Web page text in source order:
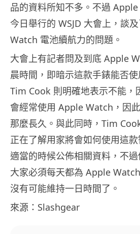
品的資料所知不多。不過
今日舉行的 WSJD 大會上，談
Watch 電池續航力的問題。
大會上有記者問及到底 Apple
晨時間，即暗示這款手錶能否
Tim Cook 則明確地表示不能，
會經常使用 Apple Watch，因
那麼長久。與此同時，Tim
正在了解用家將會如何使用這
適當的時候公佈相關資料，不過
大家必須每天都為 Apple
沒有可能維持一日時間了。
來源：Slashgear